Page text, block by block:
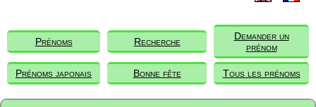
Prénoms Recherche
Demander un
prénom
Prénoms japonais Bonne fête Tous les prénoms